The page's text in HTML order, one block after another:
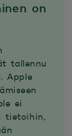
on
tallennu
Apple
ei
tietoihin,